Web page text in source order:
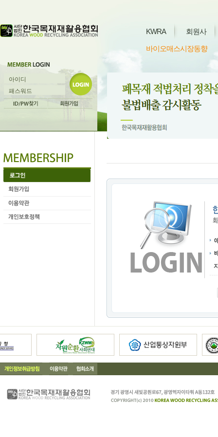
KWRA 회원사
바이오매스시장동향